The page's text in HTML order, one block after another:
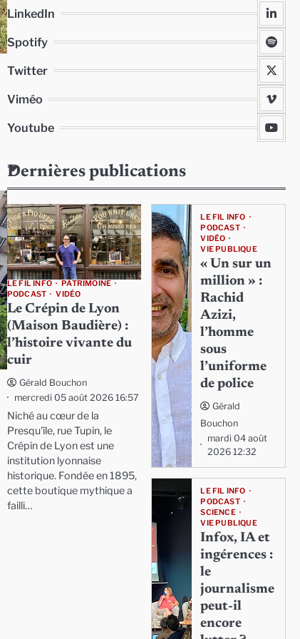
LinkedIn
Spotify
Twitter
Viméo
Youtube
Dernières publications
LE FIL INFO
PATRIMOINE
PODCAST
VIDÉO
Le Crépin de Lyon
(Maison Baudière) :
l’histoire vivante du
cuir
Gérald Bouchon
mercredi 05 août 2026 16:57
Niché au cœur de la
Presqu'île, rue Tupin, le
Crépin de Lyon est une
institution lyonnaise
historique. Fondée en 1895,
cette boutique mythique a
failli…
LE FIL INFO
PODCAST
VIDÉO
VIE PUBLIQUE
« Un sur un
million » :
Rachid
Azizi,
l’homme
sous
l’uniforme
de police
Gérald
Bouchon
mardi 04 août
2026 12:32
LE FIL INFO
PODCAST
SCIENCE
VIE PUBLIQUE
Infox, IA et
ingérences :
le
journalisme
peut-il
encore